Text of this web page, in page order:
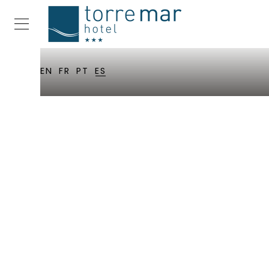
EN FR PT ES